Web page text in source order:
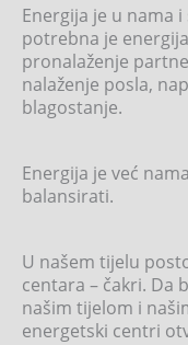
Energija je u nama
potrebna je
pronalaženje
nalaženje posla,
blagostanje.
Energija je već
balansirati.
U našem tijelu
centara – čakri. Da
našim tijelom i
energetski centri